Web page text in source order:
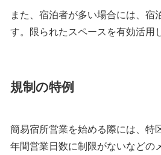
また、宿泊者が多い場合には、
す。限られたスペースを有効活用
規制の特例
簡易宿所営業を始める際には、特
年間営業日数に制限がないなどの